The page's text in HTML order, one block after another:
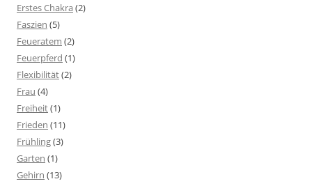
Erstes Chakra(2)
Faszien (5)
Feueratem (2)
Feuerpferd (1)
Flexibilität(2)
Frau (4)
Freiheit(1)
Frieden (11)
Frühling(3)
Garten (1)
Gehirn (13)